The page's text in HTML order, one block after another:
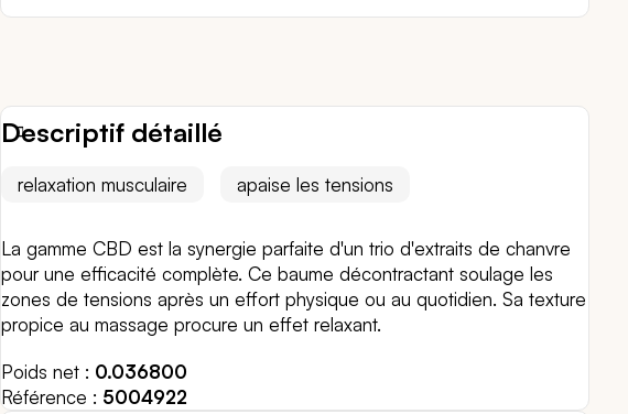
Descriptif détaillé
relaxation musculaire apaise les tensions
La gamme CBD est la synergie parfaite d'un trio d'extraits de chanvre
pour une efficacité complète. Ce baume décontractant soulage les
zones de tensions après un effort physique ou au quotidien. Sa texture
propice au massage procure un effet relaxant.
Poids net
0.036800
Référence
5004922